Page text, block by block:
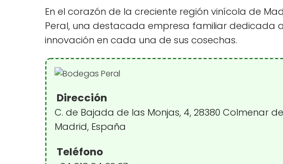
En el corazón de la creciente región vinícola de
Peral, una destacada empresa familiar dedicada
innovación en cada una de sus cosechas.
Dirección
C. de Bajada de las Monjas, 4, 28380 Colmenar
Madrid, España
Teléfono